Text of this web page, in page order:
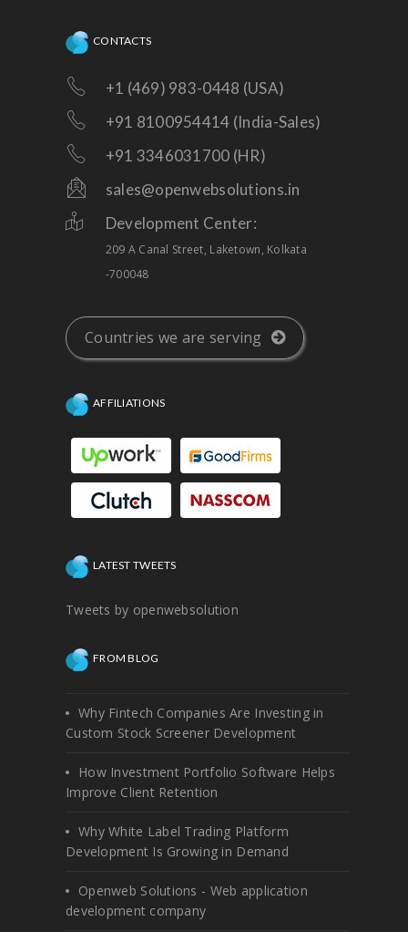
CONTACTS
+1 (469) 983-0448 (USA)
+91 8100954414 (India-Sales)
+91 3346031700 (HR)
sales@openwebsolutions.in
Development Center:
209 A Canal Street, Laketown, Kolkata
-700048
Countries we are serving
AFFILIATIONS
LATEST TWEETS
Tweets by openwebsolution
FROM BLOG
Why Fintech Companies Are Investing in
Custom Stock Screener Development
How Investment Portfolio Software Helps
Improve Client Retention
Why White Label Trading Platform
Development Is Growing in Demand
Openweb Solutions - Web application
development company